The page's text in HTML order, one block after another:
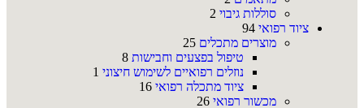
סוללות גיבוי 2
ציוד רפואי 94
מוצרים מתכלים 25
טיפול בפצעים וחבישות 8
נוזלים רפואיים לשימוש חיצוני 1
ציוד מתכלה רפואי 16
מכשור רפואי 26